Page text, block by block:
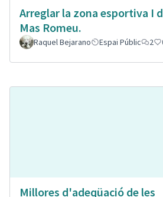
Arreglar la zona esportiva I
Mas Romeu.
Raquel Bejarano Espai Públic 2
Millores d'adeqüació de les